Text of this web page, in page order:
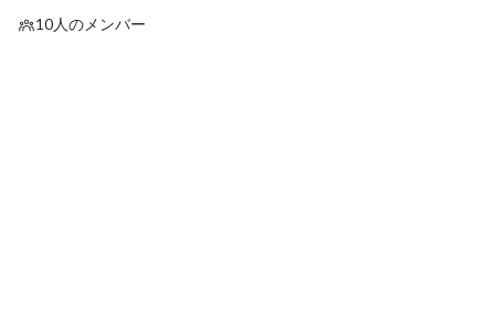
10人のメンバー